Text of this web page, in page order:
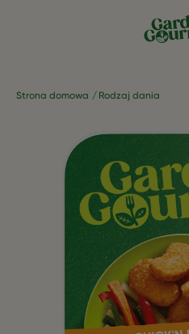
Strona domowa Rodzaj dania